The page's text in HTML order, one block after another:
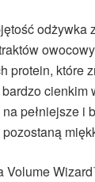
odżywka
protein, które
cienkim
pełniejsze i
Volume